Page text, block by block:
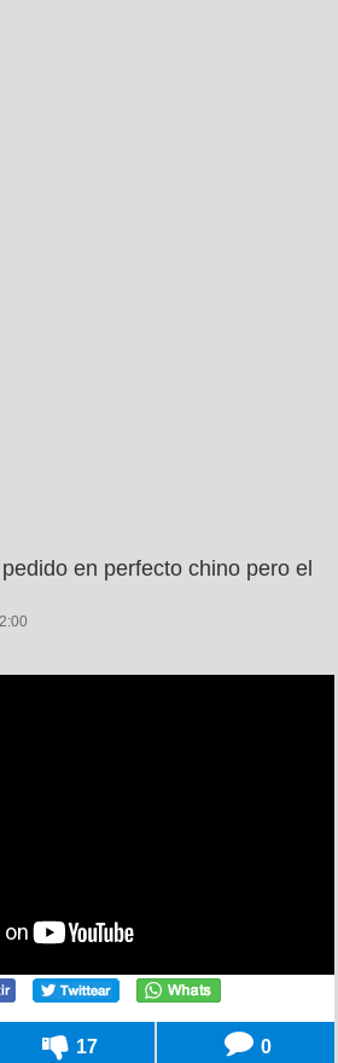
en perfecto chino pero el
17 0